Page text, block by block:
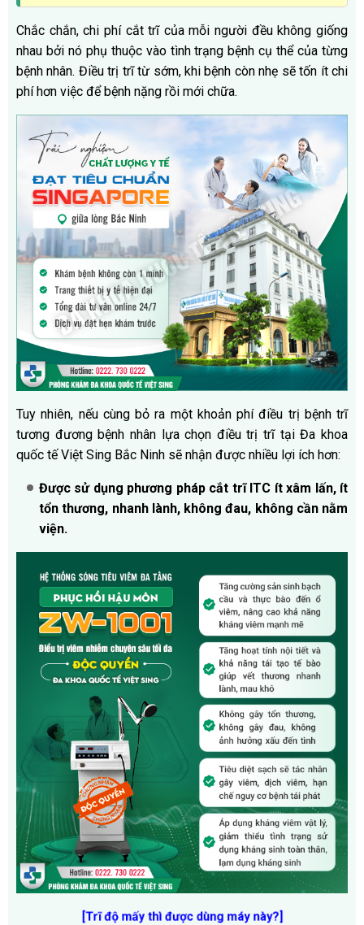
Chắc chắn, chi phí cắt trĩ của mỗi người đều không giống
nhau bởi nó phụ thuộc vào tình trạng bệnh cụ thể của từng
bệnh nhân. Điều trị trĩ từ sớm, khi bệnh còn nhẹ sẽ tốn ít chi
phí hơn việc để bệnh nặng rồi mới chữa.
Tuy nhiên, nếu cùng bỏ ra một khoản phí điều trị bệnh trĩ
tương đương bệnh nhân lựa chọn điều trị trĩ tại Đa khoa
quốc tế Việt Sing Bắc Ninh sẽ nhận được nhiều lợi ích hơn:
Được sử dụng phương pháp cắt trĩ ITC ít xâm lấn, ít
tổn thương, nhanh lành, không đau, không cần nằm
viện.
[Trĩ độ mấy thì được dùng máy này?]